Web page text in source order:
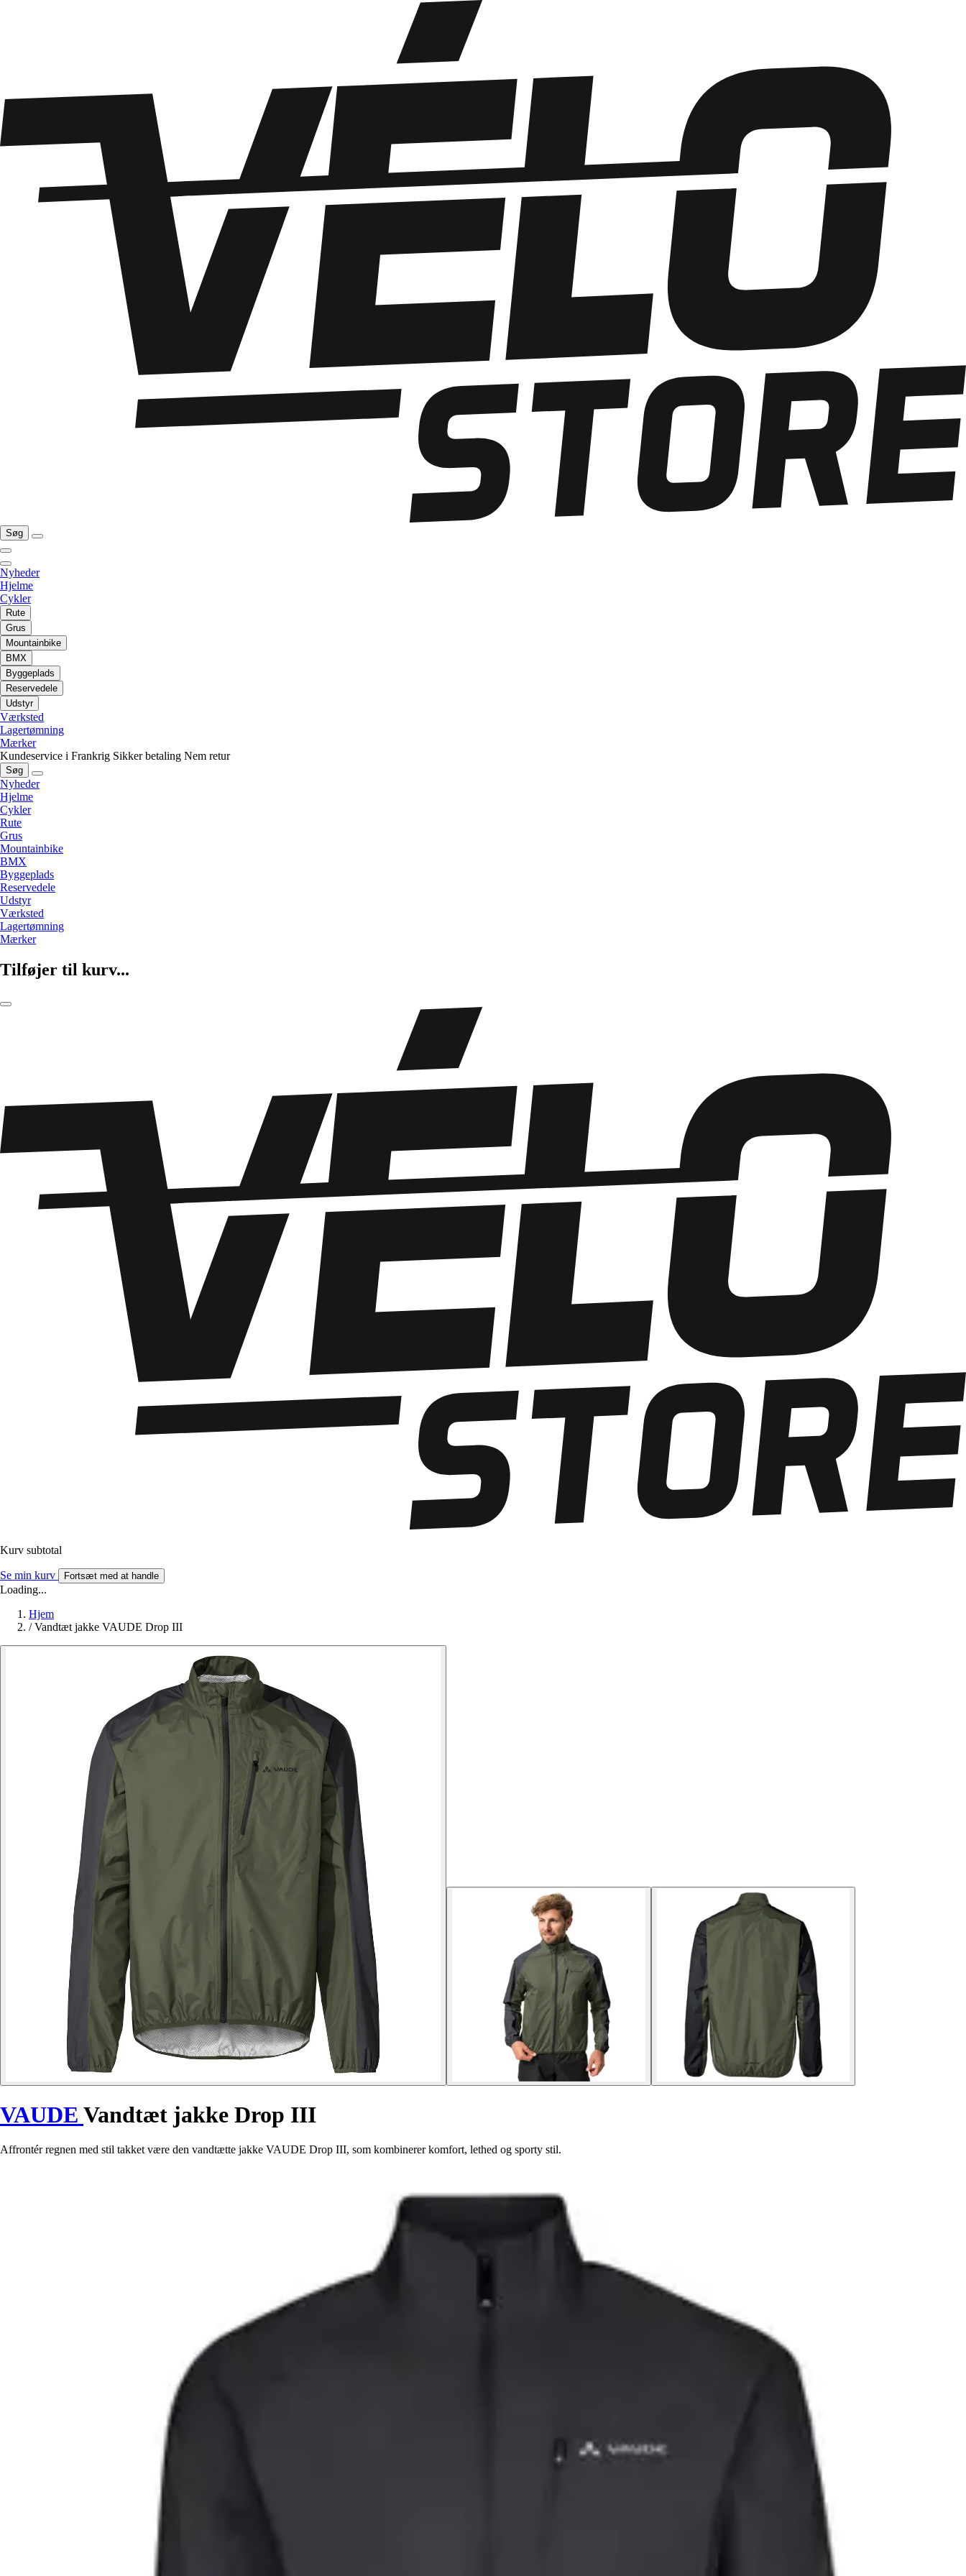
Søg
Nyheder
Hjelme
Cykler
Rute
Grus
Mountainbike
BMX
Byggeplads
Reservedele
Udstyr
Værksted
Lagertømning
Mærker
Kundeservice i Frankrig Sikker betaling Nem retur
Søg
Nyheder
Hjelme
Cykler
Rute
Grus
Mountainbike
BMX
Byggeplads
Reservedele
Udstyr
Værksted
Lagertømning
Mærker
Tilføjer til kurv...
Kurv subtotal
Se min kurv Fortsæt med at handle
Loading...
Hjem
/ Vandtæt jakke VAUDE Drop III
VAUDE Vandtæt jakke Drop III
Affrontér regnen med stil takket være den vandtætte jakke VAUDE Drop III, som kombinerer komfort, lethed og sporty stil.